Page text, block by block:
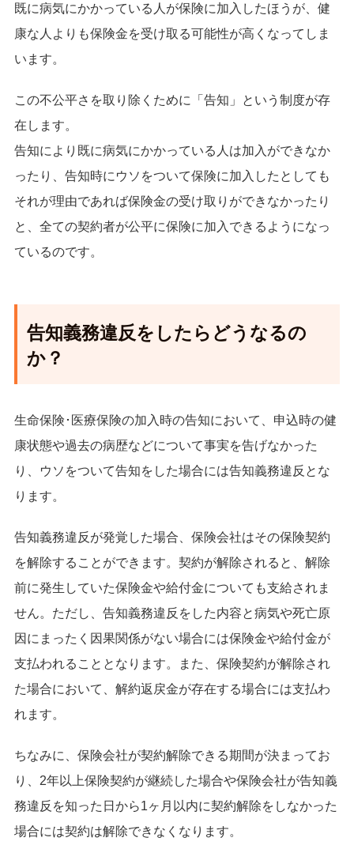
既に病気にかかっている人が保険に加入したほうが、健
康な人よりも保険金を受け取る可能性が高くなってしま
います。
この不公平さを取り除くために「告知」という制度が存
在します。
告知により既に病気にかかっている人は加入ができなか
ったり、告知時にウソをついて保険に加入したとしても
それが理由であれば保険金の受け取りができなかったり
と、全ての契約者が公平に保険に加入できるようになっ
ているのです。
告知義務違反をしたらどうなるの
か？
生命保険･医療保険の加入時の告知において、申込時の健
康状態や過去の病歴などについて事実を告げなかった
り、ウソをついて告知をした場合には告知義務違反とな
ります。
告知義務違反が発覚した場合、保険会社はその保険契約
を解除することができます。契約が解除されると、解除
前に発生していた保険金や給付金についても支給されま
せん。ただし、告知義務違反をした内容と病気や死亡原
因にまったく因果関係がない場合には保険金や給付金が
支払われることとなります。また、保険契約が解除され
た場合において、解約返戻金が存在する場合には支払わ
れます。
ちなみに、保険会社が契約解除できる期間が決まってお
り、2年以上保険契約が継続した場合や保険会社が告知義
務違反を知った日から1ヶ月以内に契約解除をしなかった
場合には契約は解除できなくなります。